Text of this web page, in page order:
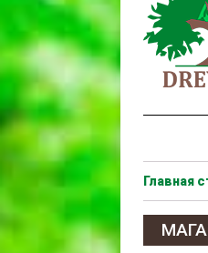
Главная